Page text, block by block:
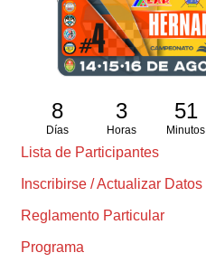
8
Días
3
Horas
51
Minutos
Lista de Participantes
Inscribirse / Actualizar Datos
Reglamento Particular
Programa